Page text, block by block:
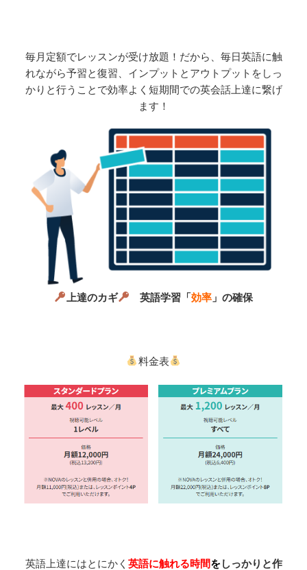
毎月定額でレッスンが受け放題！だから、毎日英語に触
れながら予習と復習、インプットとアウトプットをしっ
かりと行うことで効率よく短期間での英会話上達に繋げ
ます！
上達のカギ 英語学習「効率」の確保
料金表
英語上達にはとにかく 英語に触れる時間をしっかりと作